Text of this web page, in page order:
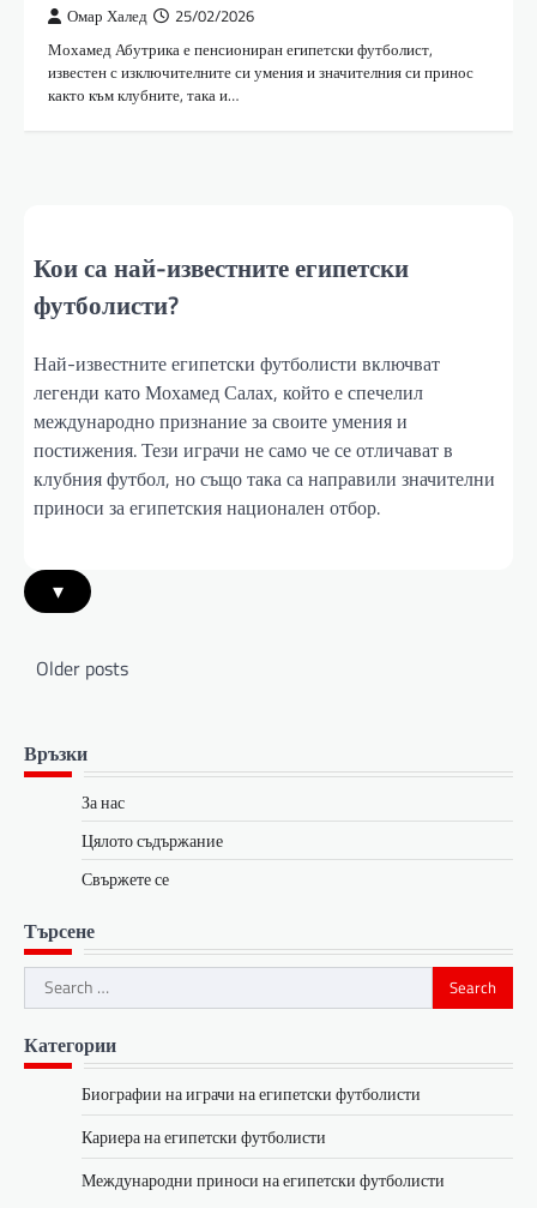
Омар Халед 25/02/2026
Мохамед Абутрика е пенсиониран египетски футболист,
известен с изключителните си умения и значителния си принос
както към клубните, така и…
Кои са най-известните египетски
футболисти?
Най-известните египетски футболисти включват
легенди като Мохамед Салах, който е спечелил
международно признание за своите умения и
постижения. Тези играчи не само че се отличават в
клубния футбол, но също така са направили значителни
приноси за египетския национален отбор.
▾
Posts
Older posts
Връзки
За нас
Цялото съдържание
Свържете се
Търсене
Search
for:
Категории
Биографии на играчи на египетски футболисти
Кариера на египетски футболисти
Международни приноси на египетски футболисти